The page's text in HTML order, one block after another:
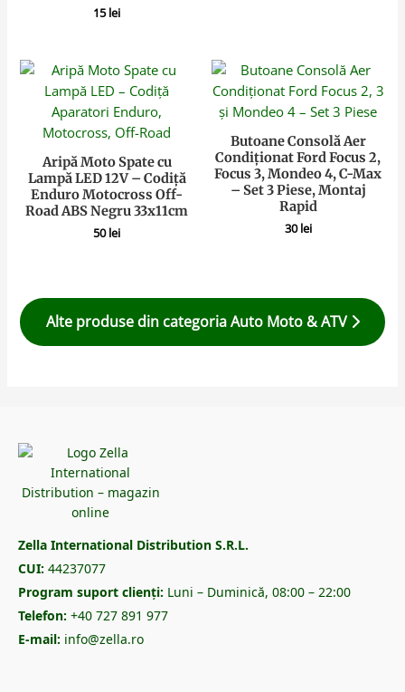
15lei
Aripă Moto Spate cu
Lampă LED 12V – Codiță
Enduro Motocross Off-
Road ABS Negru 33x11cm
50lei
Butoane Consolă Aer
Condiționat Ford Focus 2,
Focus 3, Mondeo 4, C-Max
– Set 3 Piese, Montaj
Rapid
30lei
Alte produse din categoria Auto Moto & ATV
Zella International Distribution S.R.L.
CUI: 44237077
Program suport clienți: Luni – Duminică, 08:00 – 22:00
Telefon: +40 727 891 977
E-mail: info@zella.ro